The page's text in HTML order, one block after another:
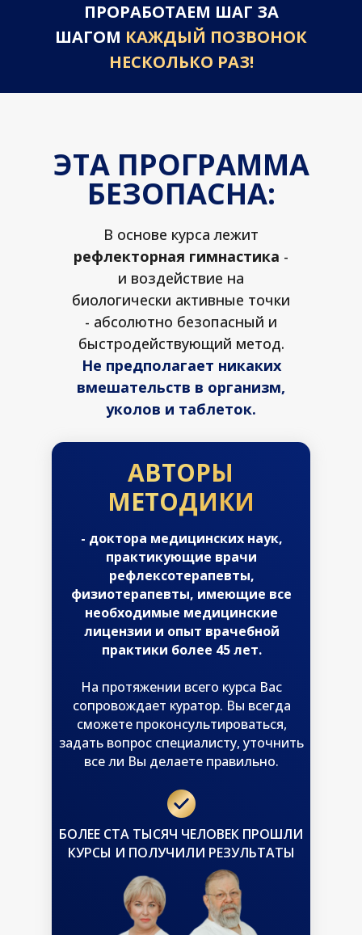
ПРОРАБОТАЕМ ШАГ ЗА
ШАГОМ КАЖДЫЙ ПОЗВОНОК
НЕСКОЛЬКО РАЗ!
АВТОРЫ
МЕТОДИКИ
- доктора медицинских наук,
практикующие врачи
рефлексотерапевты,
физиотерапевты, имеющие все
необходимые медицинские
лицензии и опыт врачебной
практики более 45 лет.
На протяжении всего курса Вас
сопровождает куратор. Вы всегда
сможете проконсультироваться,
задать вопрос специалисту, уточнить
все ли Вы делаете правильно.
ЭТА ПРОГРАММА
БЕЗОПАСНА:
В основе курса лежит
рефлекторная гимнастика -
и воздействие на
биологически активные точки
- абсолютно безопасный и
быстродействующий метод.
Не предполагает никаких
вмешательств в организм,
уколов и таблеток.
БОЛЕЕ СТА ТЫСЯЧ ЧЕЛОВЕК ПРОШЛИ
КУРСЫ И ПОЛУЧИЛИ РЕЗУЛЬТАТЫ